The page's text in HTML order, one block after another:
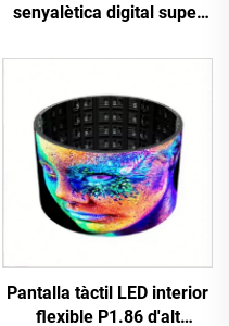
senyalètica digital super
píxel fina i petita, paret de
cabina publicitària de
cotxe
Pantalla tàctil LED interior
flexible P1.86 d'alt